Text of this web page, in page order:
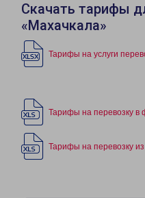
Скачать тарифы
«Махачкала»
Тарифы на услуги
Тарифы на перевозку в
Тарифы на перевозку